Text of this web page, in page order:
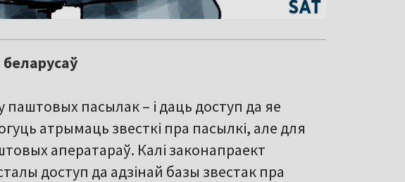
паштовых пасылак – і даць доступ да яе
атрымаць звесткі пра пасылкі, але для
аператараў. Калі законапраект
доступ да адзінай базы звестак пра